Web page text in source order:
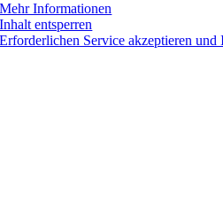
Mehr Informationen
Inhalt entsperren
Erforderlichen Service akzeptieren und